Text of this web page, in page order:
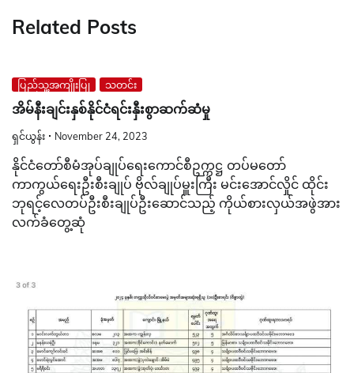
Related Posts
ပြည်သူ့အကျိုးပြု သတင်း
အိမ်နီးချင်းနှစ်နိုင်ငံရင်းနှီးစွာဆက်ဆံမှု
ရှင်ယွန်း November 24, 2023
နိုင်ငံတော်စီမံအုပ်ချုပ်ရေးကောင်စီဥက္ကဋ္ဌ တပ်မတော်
ကာကွယ်ရေးဦးစီးချုပ် ဗိုလ်ချုပ်မှူးကြီး မင်းအောင်လှိုင် ထိုင်း
ဘုရင့်လေတပ်ဦးစီးချုပ်ဦးဆောင်သည့် ကိုယ်စားလှယ်အဖွဲအား
လက်ခံတွေ့ဆုံ